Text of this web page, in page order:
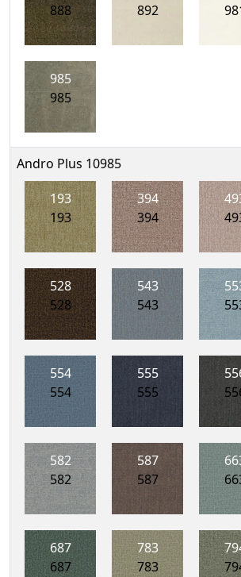
888
892
985
985
Andro Plus 10985
193
193
394
394
528
528
543
543
554
554
555
555
582
582
587
587
687
687
783
783